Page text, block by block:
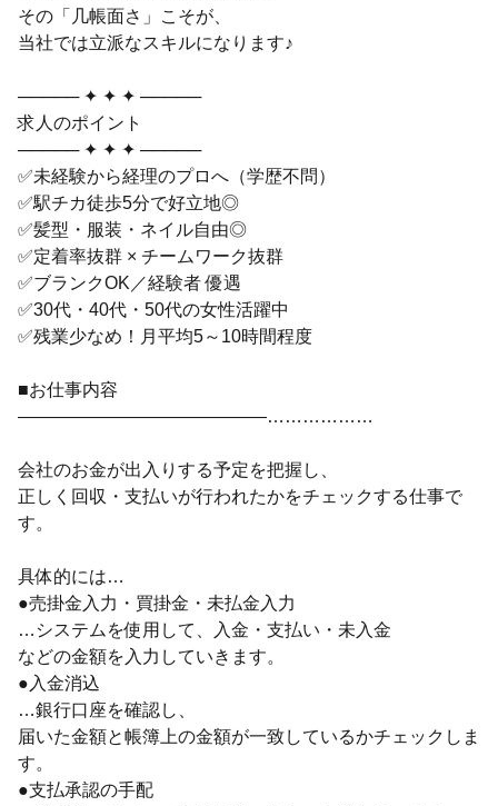
その「几帳面さ」こそが、
当社では立派なスキルになります♪
───── ✦ ✦ ✦ ─────
求人のポイント
───── ✦ ✦ ✦ ─────
✅未経験から経理のプロへ（学歴不問）
✅駅チカ徒歩5分で好立地◎
✅髪型・服装・ネイル自由◎
✅定着率抜群 × チームワーク抜群
✅ブランクOK／経験者 優遇
✅30代・40代・50代の女性活躍中
✅残業少なめ！月平均5～10時間程度
■お仕事内容
――――――――――――――………………
会社のお金が出入りする予定を把握し、
正しく回収・支払いが行われたかをチェックする仕事で
す。
具体的には…
●売掛金入力・買掛金・未払金入力
…システムを使用して、入金・支払い・未入金
などの金額を入力していきます。
●入金消込
…銀行口座を確認し、
届いた金額と帳簿上の金額が一致しているかチェックしま
す。
●支払承認の手配